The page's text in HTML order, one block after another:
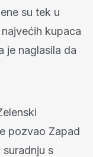
su tek u
kupaca
je naglasila da
pozvao Zapad
s